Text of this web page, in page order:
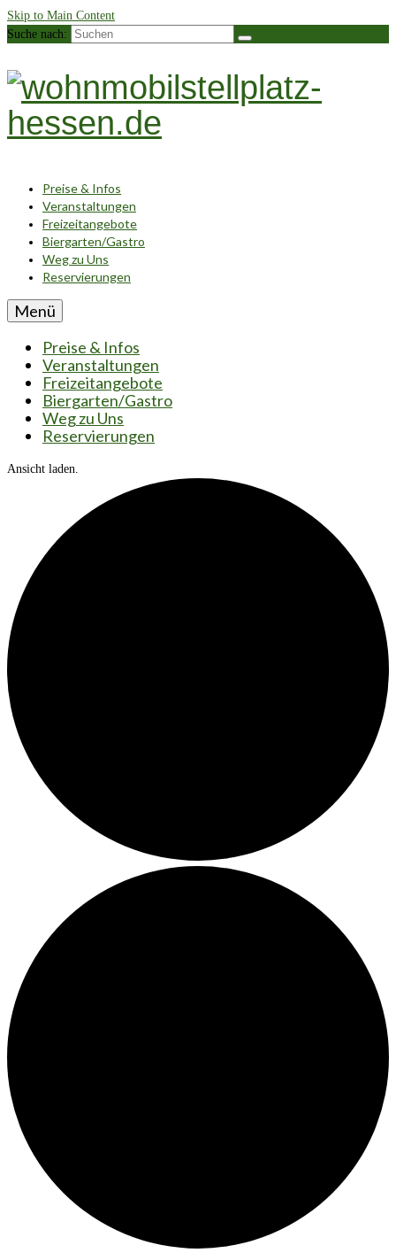
Skip to Main Content
Suche nach:
Preise & Infos
Veranstaltungen
Freizeitangebote
Biergarten/Gastro
Weg zu Uns
Reservierungen
Menü
Preise & Infos
Veranstaltungen
Freizeitangebote
Biergarten/Gastro
Weg zu Uns
Reservierungen
Ansicht laden.